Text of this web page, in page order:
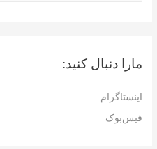
بمارا دنبال کنید:
اینستاگرام
فیس‌بوک